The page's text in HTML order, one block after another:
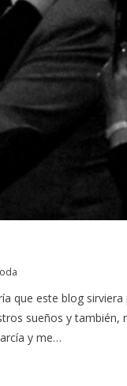
que este blog
sueños y también,
y me…